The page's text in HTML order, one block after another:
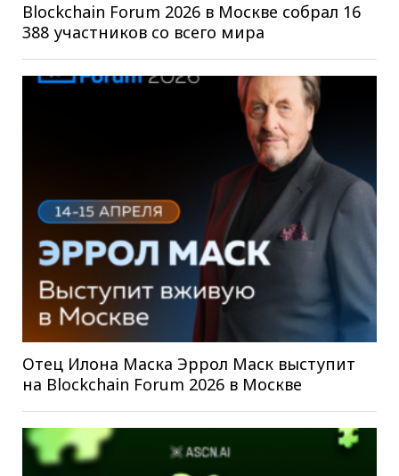
Blockchain Forum 2026 в Москве собрал 16
388 участников со всего мира
Отец Илона Маска Эррол Маск выступит
на Blockchain Forum 2026 в Москве